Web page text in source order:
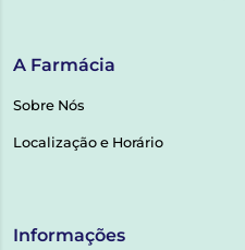
A Farmácia
Sobre Nós
Localização e Horário
Informações